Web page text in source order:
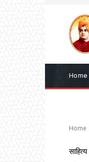
Home
Home
साहित्य